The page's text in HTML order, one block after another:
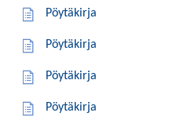
Pöytäkirja
Pöytäkirja
Pöytäkirja
Pöytäkirja